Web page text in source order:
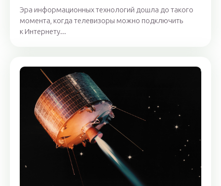
Эра информационных технологий дошла до такого
момента, когда телевизоры можно подключить
к Интернету...